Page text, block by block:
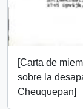
[Carta de
sobre la
Cheuquepan]